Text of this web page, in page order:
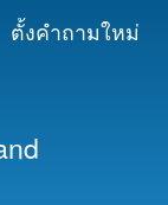
ตั้งคำถามใหม่